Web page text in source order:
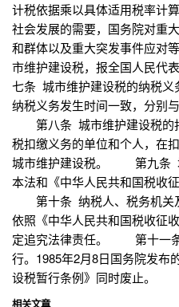
计税依据乘以具体适用税率
社会发展的需要，国务院对重
和群体以及重大突发事件应对
市维护建设税，报全国人民
七条 城市维护建设税的纳税义
纳税义务发生时间一致，分别
第八条 城市维护建设税的
税扣缴义务的单位和个人，在
城市维护建设税。 第九条
本法和《中华人民共和国税收
第十条 纳税人、税务机关
依照《中华人民共和国税收征
定追究法律责任。 第十一条
行。1985年2月8日国务院发布
设税暂行条例》同时废止。
相关文章